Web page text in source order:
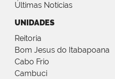
Últimas Notícias
UNIDADES
Reitoria
Bom Jesus do Itabapoana
Cabo Frio
Cambuci